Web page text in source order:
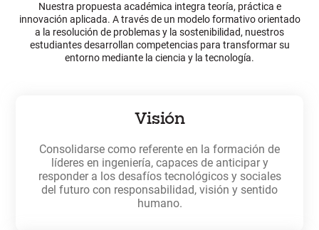
Nuestra propuesta académica integra teoría, práctica e
innovación aplicada. A través de un modelo formativo orientado
a la resolución de problemas y la sostenibilidad, nuestros
estudiantes desarrollan competencias para transformar su
entorno mediante la ciencia y la tecnología.
Visión
Consolidarse como referente en la formación de
líderes en ingeniería, capaces de anticipar y
responder a los desafíos tecnológicos y sociales
del futuro con responsabilidad, visión y sentido
humano.